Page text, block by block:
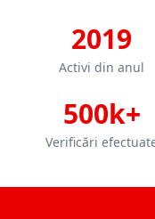
2019
Activi din anul
500k+
Verificări